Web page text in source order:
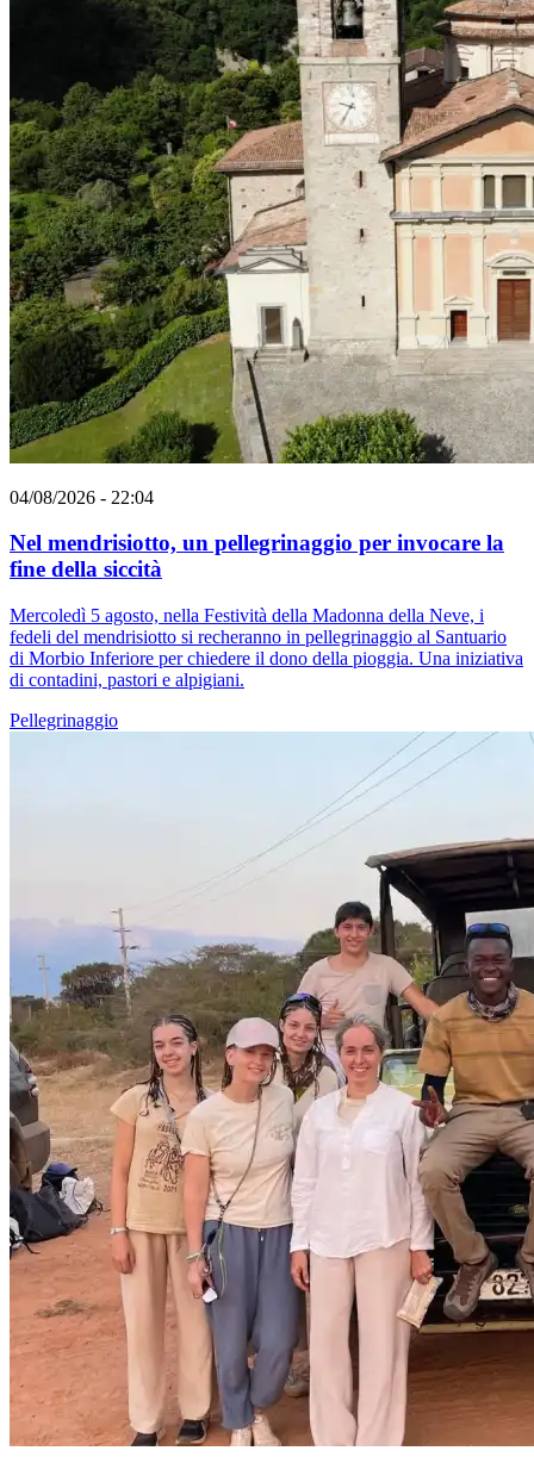
04/08/2026 - 22:04
Nel mendrisiotto, un pellegrinaggio per invocare la
fine della siccità
Mercoledì 5 agosto, nella Festività della Madonna della Neve, i
fedeli del mendrisiotto si recheranno in pellegrinaggio al Santuario
di Morbio Inferiore per chiedere il dono della pioggia. Una iniziativa
di contadini, pastori e alpigiani.
Pellegrinaggio